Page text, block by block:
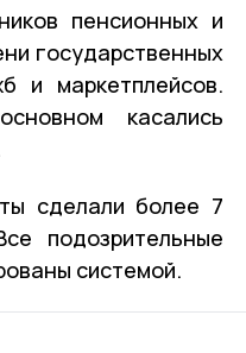
пенсионных и
государственных
и маркетплейсов.
касались
сделали более 7
подозрительные
системой.